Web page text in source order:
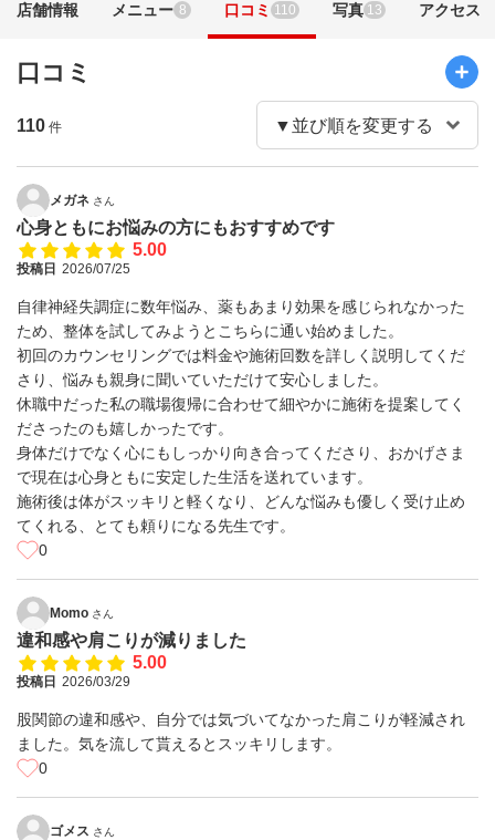
店舗情報 メニュー 8 口コミ 110 写真 13 アクセス
口コミ
110 件
メガネ さん
心身ともにお悩みの方にもおすすめです
5.00
投稿日 2026/07/25
​自律神経失調症に数年悩み、薬もあまり効果を感じられなかった
ため、整体を試してみようとこちらに通い始めました。
​初回のカウンセリングでは料金や施術回数を詳しく説明してくだ
さり、悩みも親身に聞いていただけて安心しました。
休職中だった私の職場復帰に合わせて細やかに施術を提案してく
ださったのも嬉しかったです。
​身体だけでなく心にもしっかり向き合ってくださり、おかげさま
で現在は心身ともに安定した生活を送れています。
施術後は体がスッキリと軽くなり、どんな悩みも優しく受け止め
てくれる、とても頼りになる先生です。
0
Momo さん
違和感や肩こりが減りました
5.00
投稿日 2026/03/29
股関節の違和感や、自分では気づいてなかった肩こりが軽減され
ました。気を流して貰えるとスッキリします。
0
ゴメス さん